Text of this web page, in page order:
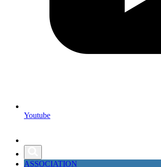
Youtube
ASSOCIATION